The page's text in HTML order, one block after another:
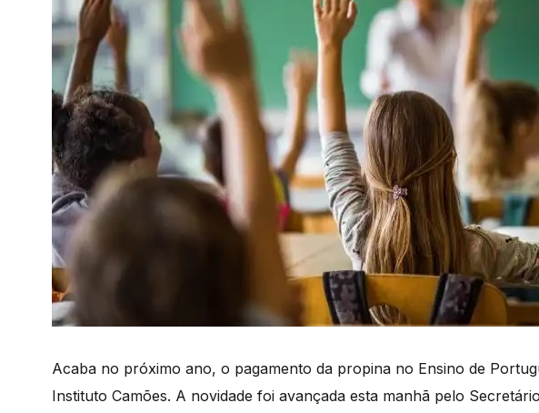
Acaba no próximo ano, o pagamento da propina no Ensino de
Instituto Camões. A novidade foi avançada esta manhã pelo